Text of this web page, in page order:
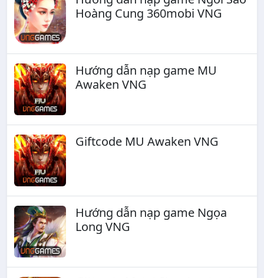
Hoàng Cung 360mobi VNG
Hướng dẫn nạp game MU
Awaken VNG
Giftcode MU Awaken VNG
Hướng dẫn nạp game Ngọa
Long VNG